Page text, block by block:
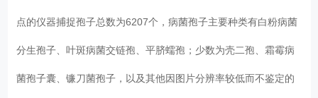
点的仪器捕捉孢子总数为6207个，病菌孢子主要种类有白粉病菌
分生孢子、叶斑病菌交链孢、平脐蠕孢；少数为壳二孢、霜霉病
菌孢子囊、镰刀菌孢子，以及其他因图片分辨率较低而不鉴定的